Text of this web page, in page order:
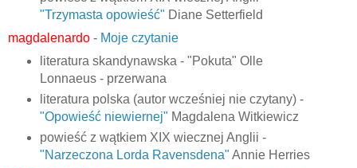
"Trzymasta opowieść" Diane Setterfield
magdalenardo - Moje czytanie
literatura skandynawska - "Pokuta" Olle
Lonnaeus - przerwana
literatura polska (autor wcześniej nie czytany) -
"Opowieść niewiernej" Magdalena Witkiewicz
powieść z wątkiem XIX wiecznej Anglii -
"Narzeczona Lorda Ravensdena" Annie Herries